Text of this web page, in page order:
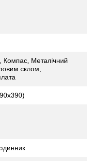
Компас, Металічний
склом,